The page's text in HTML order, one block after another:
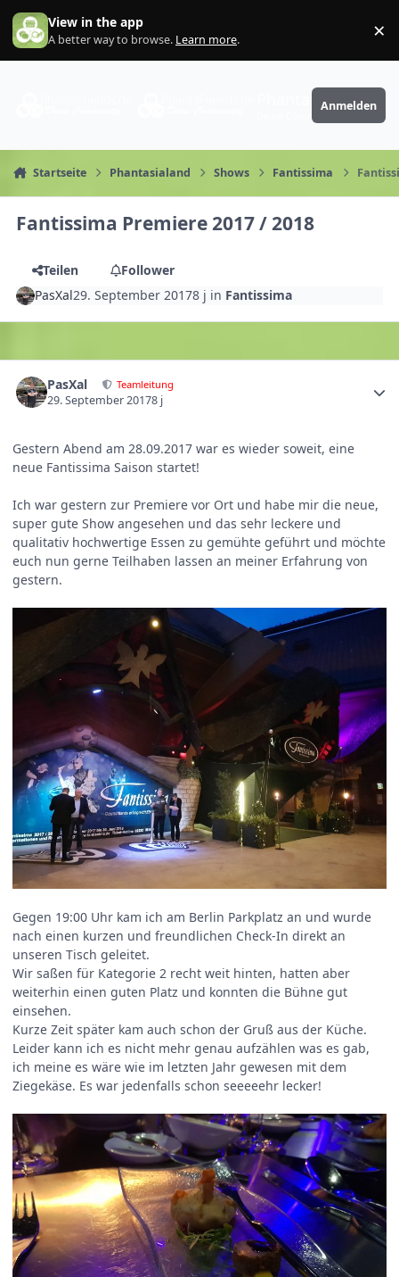
Zum Inhalt springen
View in the app
A better way to browse. Learn more. ×
PhantaFriends.de
Anmelden
Startseite Phantasialand Shows Fantissima
Fantissima Premiere 2017 / 2018
Teilen
Follower
PasXal29. September 20178 j in Fantissima
PasXal Teamleitung
29. September 20178 j
Gestern Abend am 28.09.2017 war es wieder soweit, eine
neue Fantissima Saison startet!
Ich war gestern zur Premiere vor Ort und habe mir die neue,
super gute Show angesehen und das sehr leckere und
qualitativ hochwertige Essen zu gemühte geführt und möchte
euch nun gerne Teilhaben lassen an meiner Erfahrung von
gestern.
Gegen 19:00 Uhr kam ich am Berlin Parkplatz an und wurde
nach einen kurzen und freundlichen Check-In direkt an
unseren Tisch geleitet.
Wir saßen für Kategorie 2 recht weit hinten, hatten aber
weiterhin einen guten Platz und konnten die Bühne gut
einsehen.
Kurze Zeit später kam auch schon der Gruß aus der Küche.
Leider kann ich es nicht mehr genau aufzählen was es gab,
ich meine es wäre wie im letzten Jahr gewesen mit dem
Ziegekäse. Es war jedenfalls schon seeeeehr lecker!